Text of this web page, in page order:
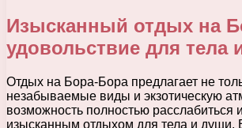
Изысканный отдых на
удовольствие для тела
Отдых на Бора-Бора предлагает не
незабываемые виды и экзотическую
возможность полностью расслабиться
изысканным отдыхом для тела и души.